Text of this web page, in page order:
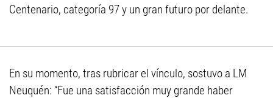
Centenario, categoría 97 y un gran futuro por delante.
En su momento, tras rubricar el vínculo, sostuvo a LM
Neuquén: “Fue una satisfacción muy grande haber